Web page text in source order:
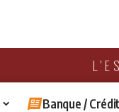
Banque / Crédit